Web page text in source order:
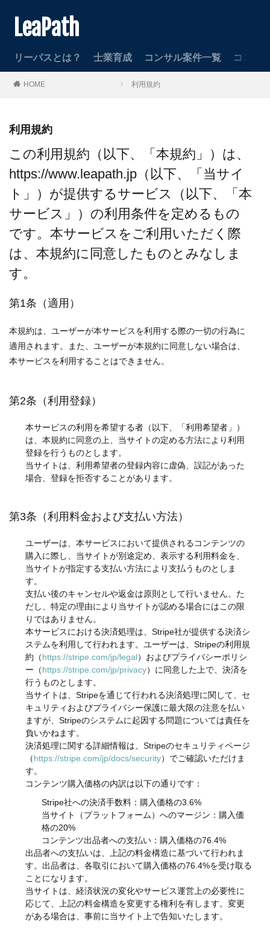
LeaPath
リーパスとは？ 士業育成 コンサル案件一覧 コンサ
HOME 利用規約
利用規約
この利用規約（以下、「本規約」）は、
https://www.leapath.jp （以下、「当サイ
ト」）が提供するサービス（以下、「本
サービス」）の利用条件を定めるもの
です。本サービスをご利用いただく際
は、本規約に同意したものとみなしま
す。
第1条（適用）
本規約は、ユーザーが本サービスを利用する際の一切の行為に
適用されます。また、ユーザーが本規約に同意しない場合は、
本サービスを利用することはできません。
第2条（利用登録）
本サービスの利用を希望する者（以下、「利用希望者」）
は、本規約に同意の上、当サイトの定める方法により利用
登録を行うものとします。
当サイトは、利用希望者の登録内容に虚偽、誤記があった
場合、登録を拒否することがあります。
第3条（利用料金および支払い方法）
ユーザーは、本サービスにおいて提供されるコンテンツの
購入に際し、当サイトが別途定め、表示する利用料金を、
当サイトが指定する支払い方法により支払うものとしま
す。
支払い後のキャンセルや返金は原則として行いません。た
だし、特定の理由により当サイトが認める場合にはこの限
りではありません。
本サービスにおける決済処理は、Stripe社が提供する決済シ
ステムを利用して行われます。ユーザーは、Stripeの利用規
約（https://stripe.com/jp/legal）およびプライバシーポリシ
ー（https://stripe.com/jp/privacy）に同意した上で、決済を
行うものとします。
当サイトは、Stripeを通じて行われる決済処理に関して、セ
キュリティおよびプライバシー保護に最大限の注意を払い
ますが、Stripeのシステムに起因する問題については責任を
負いかねます。
決済処理に関する詳細情報は、Stripeのセキュリティページ
（https://stripe.com/jp/docs/security）でご確認いただけま
す。
コンテンツ購入価格の内訳は以下の通りです：
Stripe社への決済手数料：購入価格の3.6%
当サイト（プラットフォーム）へのマージン：購入価
格の20%
コンテンツ出品者への支払い：購入価格の76.4%
出品者への支払いは、上記の料金構造に基づいて行われま
す。出品者は、各取引において購入価格の76.4%を受け取る
ことになります。
当サイトは、経済状況の変化やサービス運営上の必要性に
応じて、上記の料金構造を変更する権利を有します。変更
がある場合は、事前に当サイト上で告知いたします。